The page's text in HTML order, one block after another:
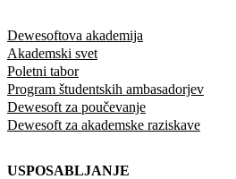
Dewesoftova akademija
Akademski svet
Poletni tabor
Program študentskih ambasadorjev
Dewesoft za poučevanje
Dewesoft za akademske raziskave
USPOSABLJANJE